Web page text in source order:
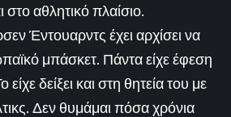
στο αθλητικό πλαίσιο.
Έντουαρντς έχει αρχίσει να
μπάσκετ. Πάντα είχε έφεση
δείξει και στη θητεία του με
Δεν θυμάμαι πόσα χρόνια